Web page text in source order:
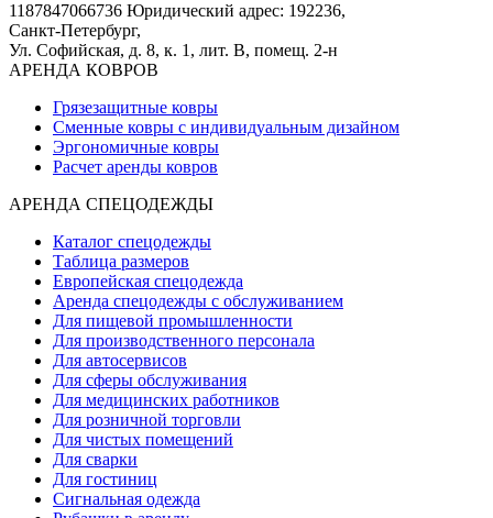
1187847066736 Юридический адрес: 192236,
Санкт-Петербург,
Ул. Софийская, д. 8, к. 1, лит. В, помещ. 2-н
АРЕНДА КОВРОВ
Грязезащитные ковры
Сменные ковры с индивидуальным дизайном
Эргономичные ковры
Расчет аренды ковров
АРЕНДА СПЕЦОДЕЖДЫ
Каталог спецодежды
Таблица размеров
Европейская спецодежда
Аренда спецодежды с обслуживанием
Для пищевой промышленности
Для производственного персонала
Для автосервисов
Для сферы обслуживания
Для медицинских работников
Для розничной торговли
Для чистых помещений
Для сварки
Для гостиниц
Сигнальная одежда